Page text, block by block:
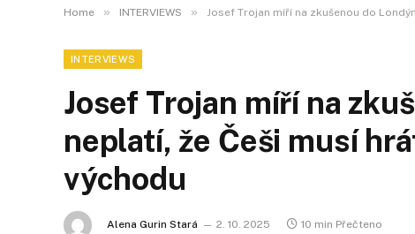
Home » INTERVIEWS » Josef Trojan míří na zkušenou do
INTERVIEWS
Josef Trojan míří na
neplatí, že Češi musí
východu
Alena Gurin Stará 2. 10. 2025 10 min Přečteno